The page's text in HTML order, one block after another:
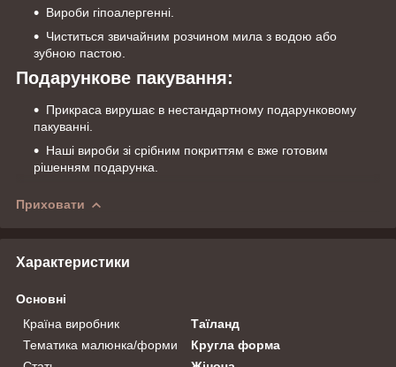
Вироби гіпоалергенні.
Чиститься звичайним розчином мила з водою або
зубною пастою.
Подарункове пакування:
Прикраса вирушає в нестандартному подарунковому
пакуванні.
Наші вироби зі срібним покриттям є вже готовим
рішенням подарунка.
Приховати
Характеристики
Основні
Країна виробник
Таїланд
Тематика малюнка/форми
Кругла форма